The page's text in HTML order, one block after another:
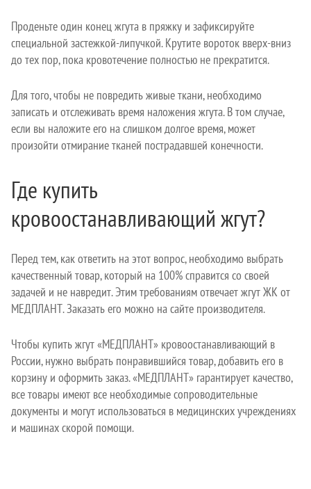
Проденьте один конец жгута в пряжку и зафиксируйте
специальной застежкой-липучкой. Крутите вороток вверх-вниз
до тех пор, пока кровотечение полностью не прекратится.
Для того, чтобы не повредить живые ткани, необходимо
записать и отслеживать время наложения жгута. В том случае,
если вы наложите его на слишком долгое время, может
произойти отмирание тканей пострадавшей конечности.
Где купить
кровоостанавливающий жгут?
Перед тем, как ответить на этот вопрос, необходимо выбрать
качественный товар, который на 100% справится со своей
задачей и не навредит. Этим требованиям отвечает жгут ЖК от
МЕДПЛАНТ. Заказать его можно на сайте производителя.
Чтобы купить жгут «МЕДПЛАНТ» кровоостанавливающий в
России, нужно выбрать понравившийся товар, добавить его в
корзину и оформить заказ. «МЕДПЛАНТ» гарантирует качество,
все товары имеют все необходимые сопроводительные
документы и могут использоваться в медицинских учреждениях
и машинах скорой помощи.